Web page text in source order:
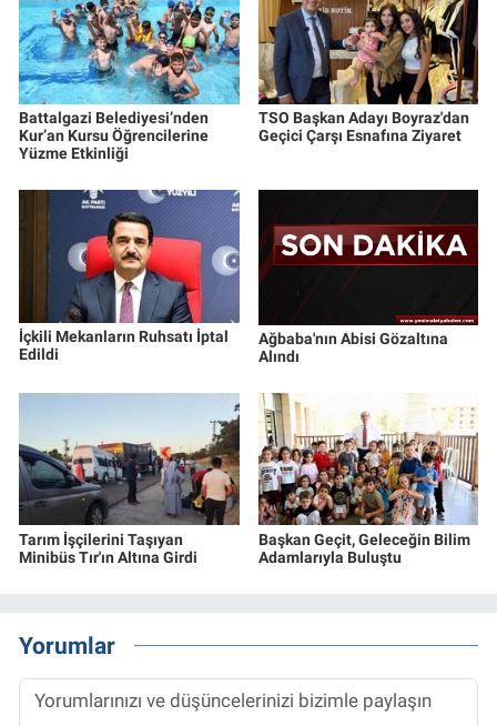
Battalgazi Belediyesi’nden
Kur’an Kursu Öğrencilerine
Yüzme Etkinliği
TSO Başkan Adayı Boyraz'dan
Geçici Çarşı Esnafına Ziyaret
İçkili Mekanların Ruhsatı İptal
Edildi
Ağbaba'nın Abisi Gözaltına
Alındı
Tarım İşçilerini Taşıyan
Minibüs Tır'ın Altına Girdi
Başkan Geçit, Geleceğin Bilim
Adamlarıyla Buluştu
Yorumlar